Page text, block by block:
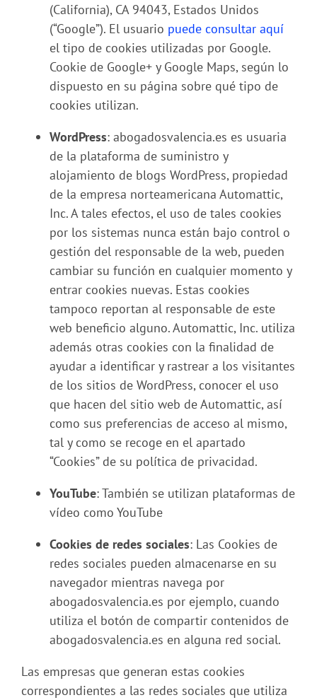
(California), CA 94043, Estados Unidos
(“Google”). El usuario puede consultar aquí
el tipo de cookies utilizadas por Google.
Cookie de Google+ y Google Maps, según lo
dispuesto en su página sobre qué tipo de
cookies utilizan.
WordPress: abogadosvalencia.es es usuaria
de la plataforma de suministro y
alojamiento de blogs WordPress, propiedad
de la empresa norteamericana Automattic,
Inc. A tales efectos, el uso de tales cookies
por los sistemas nunca están bajo control o
gestión del responsable de la web, pueden
cambiar su función en cualquier momento y
entrar cookies nuevas. Estas cookies
tampoco reportan al responsable de este
web beneficio alguno. Automattic, Inc. utiliza
además otras cookies con la finalidad de
ayudar a identificar y rastrear a los visitantes
de los sitios de WordPress, conocer el uso
que hacen del sitio web de Automattic, así
como sus preferencias de acceso al mismo,
tal y como se recoge en el apartado
“Cookies” de su política de privacidad.
YouTube: También se utilizan plataformas de
vídeo como YouTube
Cookies de redes sociales: Las Cookies de
redes sociales pueden almacenarse en su
navegador mientras navega por
abogadosvalencia.es por ejemplo, cuando
utiliza el botón de compartir contenidos de
abogadosvalencia.es en alguna red social.
Las empresas que generan estas cookies
correspondientes a las redes sociales que utiliza